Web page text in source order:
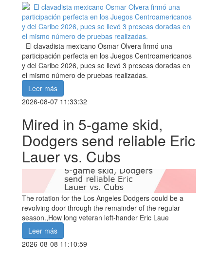
El clavadista mexicano Osmar Olvera firmó una
participación perfecta en los Juegos Centroamericanos
y del Caribe 2026, pues se llevó 3 preseas doradas en
el mismo número de pruebas realizadas.
Leer más
2026-08-07 11:33:32
Mired in 5-game skid,
Dodgers send reliable Eric
Lauer vs. Cubs
The rotation for the Los Angeles Dodgers could be a
revolving door through the remainder of the regular
season.,How long veteran left-hander Eric Laue
Leer más
2026-08-08 11:10:59